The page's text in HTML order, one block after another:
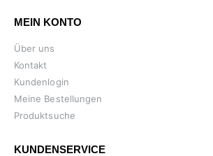
MEIN KONTO
Über uns
Kontakt
Kundenlogin
Meine Bestellungen
Produktsuche
KUNDENSERVICE